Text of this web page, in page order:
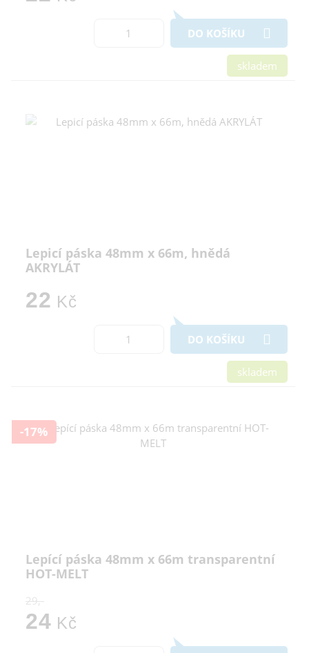
DO KOŠÍKU
skladem
Lepicí páska 48mm x 66m, hnědá
AKRYLÁT
22 Kč
DO KOŠÍKU
skladem
-17%
Lepící páska 48mm x 66m transparentní
HOT-MELT
29,-
24 Kč